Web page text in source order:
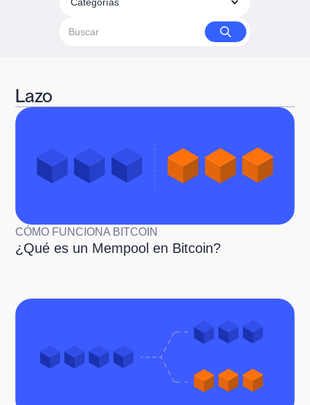
Lazo
CÓMO FUNCIONA BITCOIN
¿Qué es un Mempool en Bitcoin?